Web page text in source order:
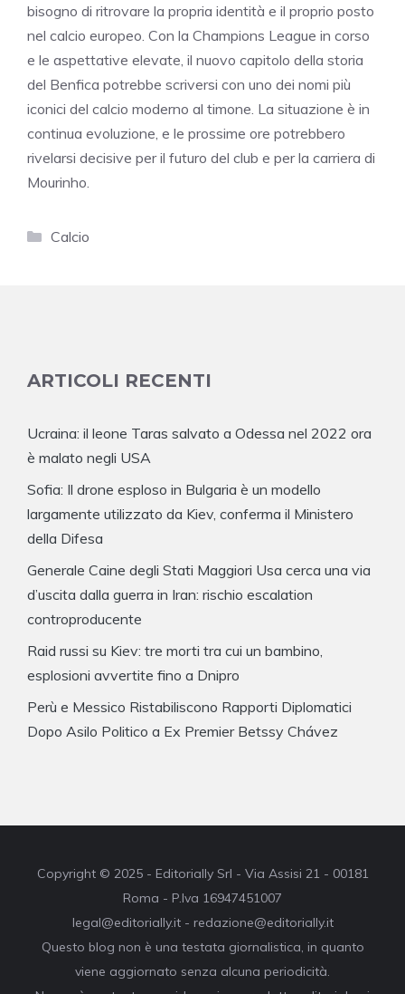
bisogno di ritrovare la propria identità e il proprio posto
nel calcio europeo. Con la Champions League in corso
e le aspettative elevate, il nuovo capitolo della storia
del Benfica potrebbe scriversi con uno dei nomi più
iconici del calcio moderno al timone. La situazione è in
continua evoluzione, e le prossime ore potrebbero
rivelarsi decisive per il futuro del club e per la carriera di
Mourinho.
Categorie
Calcio
ARTICOLI RECENTI
Ucraina: il leone Taras salvato a Odessa nel 2022 ora
è malato negli USA
Sofia: Il drone esploso in Bulgaria è un modello
largamente utilizzato da Kiev, conferma il Ministero
della Difesa
Generale Caine degli Stati Maggiori Usa cerca una via
d’uscita dalla guerra in Iran: rischio escalation
controproducente
Raid russi su Kiev: tre morti tra cui un bambino,
esplosioni avvertite fino a Dnipro
Perù e Messico Ristabiliscono Rapporti Diplomatici
Dopo Asilo Politico a Ex Premier Betssy Chávez
Copyright © 2025 - Editorially Srl - Via Assisi 21 - 00181
Roma - P.Iva 16947451007
legal@editorially.it - redazione@editorially.it
Questo blog non è una testata giornalistica, in quanto
viene aggiornato senza alcuna periodicità.